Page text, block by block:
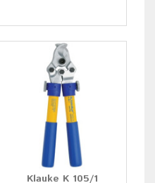
Klauke K 105/1